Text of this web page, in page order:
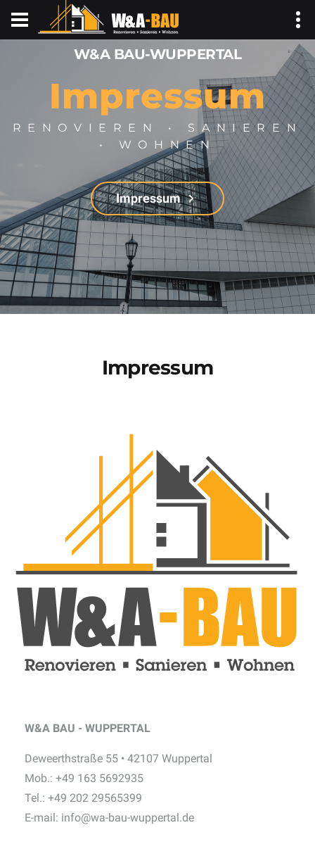
W&A BAU-WUPPERTAL
Impressum
RENOVIEREN • SANIEREN
• WOHNEN
Impressum
Impressum
W&A BAU - WUPPERTAL
Deweerthstraße 55 • 42107 Wuppertal
Mob.: +49 163 5692935
Tel.: +49 202 29565399
E-mail: info@wa-bau-wuppertal.de